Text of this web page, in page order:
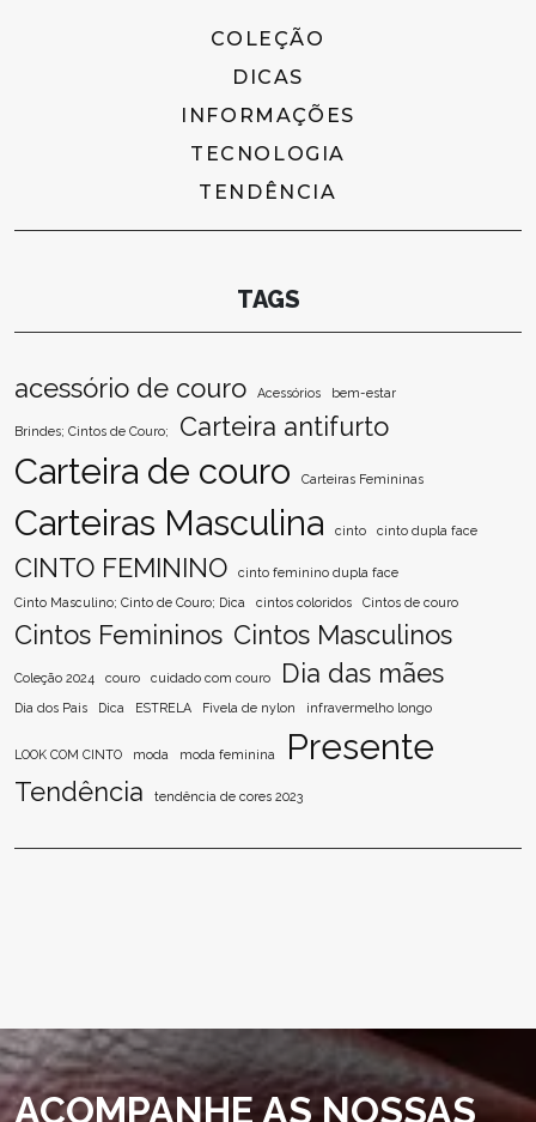
COLEÇÃO
DICAS
INFORMAÇÕES
TECNOLOGIA
TENDÊNCIA
TAGS
acessório de couro Acessórios bem-estar
Brindes; Cintos de Couro; Carteira antifurto
Carteira de couro Carteiras Femininas
Carteiras Masculina cinto cinto dupla face
CINTO FEMININO cinto feminino dupla face
Cinto Masculino; Cinto de Couro; Dica cintos coloridos Cintos de couro
Cintos Femininos Cintos Masculinos
Coleção 2024 couro cuidado com couro Dia das mães
Dia dos Pais Dica ESTRELA Fivela de nylon infravermelho longo
LOOK COM CINTO moda moda feminina Presente
Tendência tendência de cores 2023
ACOMPANHE AS NOSSAS